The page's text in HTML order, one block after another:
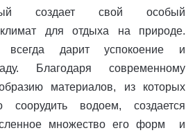
создает свой особый
для отдыха на природе.
всегда дарит успокоение и
Благодаря современному
материалов, из которых
соорудить водоем, создается
множество его форм и